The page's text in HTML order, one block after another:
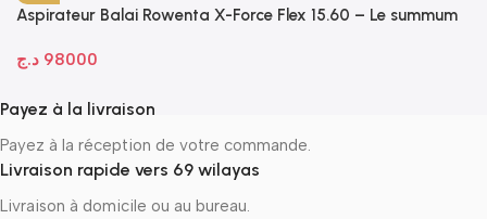
Aspirateur Balai Rowenta X-Force Flex 15.60 – Le summum
98000 د.ج
Payez à la livraison
Payez à la réception de votre commande.
Livraison rapide vers 69 wilayas
Livraison à domicile ou au bureau.